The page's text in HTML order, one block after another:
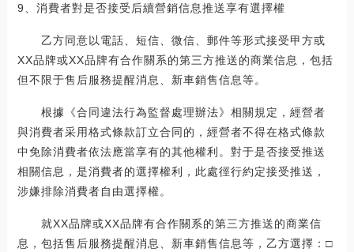
9、消費者對是否接受后續營銷信息推送享有選擇權
乙方同意以電話、短信、微信、郵件等形式接受甲方或
XX品牌或XX品牌有合作關系的第三方推送的商業信息，包括
但不限于售后服務提醒消息、新車銷售信息等。
根據《合同違法行為監督處理辦法》相關規定，經營者
與消費者采用格式條款訂立合同的，經營者不得在格式條款
中免除消費者依法應當享有的其他權利。對于是否接受推送
相關信息，是消費者的選擇權利，此處徑行約定接受推送，
涉嫌排除消費者自由選擇權。
就XX品牌或XX品牌有合作關系的第三方推送的商業信
息，包括售后服務提醒消息、新車銷售信息等，乙方選擇：□